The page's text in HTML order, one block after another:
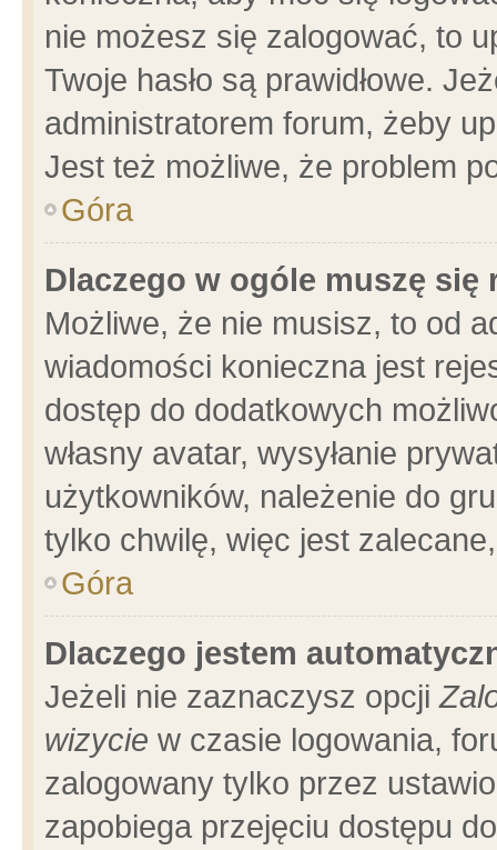
nie możesz się zalogować, to
Twoje hasło są prawidłowe.
administratorem forum, żeby
Jest też możliwe, że problem
Góra
Dlaczego w ogóle muszę się
Możliwe, że nie musisz, to od
wiadomości konieczna jest
dostęp do dodatkowych
własny avatar, wysyłanie
użytkowników, należenie do
tylko chwilę, więc jest
Góra
Dlaczego jestem
Jeżeli nie zaznaczysz opcji
wizycie w czasie logowania,
zalogowany tylko przez
zapobiega przejęciu dostępu